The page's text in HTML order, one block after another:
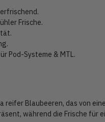
Frische.
Pod-Systeme & MTL.
reifer Blaubeeren, das von
während die Frische für